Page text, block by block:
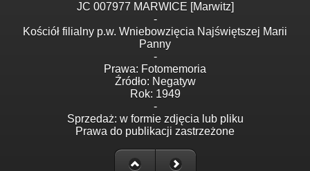
JC 007977 MARWICE [Marwitz]
-
Kościół filialny p.w. Wniebowzięcia Najświętszej Marii
Panny
-
Prawa: Fotomemoria
Źródło: Negatyw
Rok: 1949
-
Sprzedaż: w formie zdjęcia lub pliku
Prawa do publikacji zastrzeżone